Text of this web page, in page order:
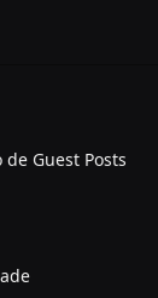
Guest Posts